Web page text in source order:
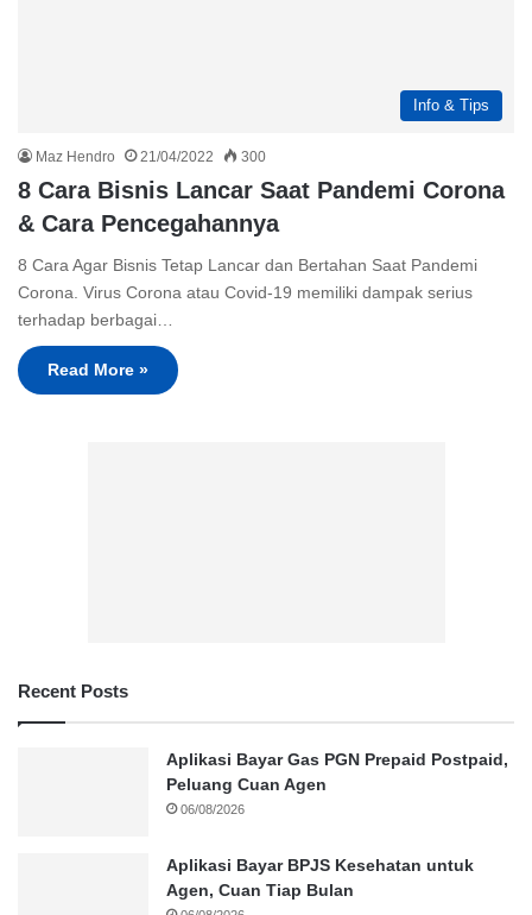
Info & Tips
Maz Hendro 21/04/2022 300
8 Cara Bisnis Lancar Saat Pandemi Corona
& Cara Pencegahannya
8 Cara Agar Bisnis Tetap Lancar dan Bertahan Saat Pandemi
Corona. Virus Corona atau Covid-19 memiliki dampak serius
terhadap berbagai…
Read More »
Recent Posts
Aplikasi Bayar Gas PGN Prepaid Postpaid,
Peluang Cuan Agen
06/08/2026
Aplikasi Bayar BPJS Kesehatan untuk
Agen, Cuan Tiap Bulan